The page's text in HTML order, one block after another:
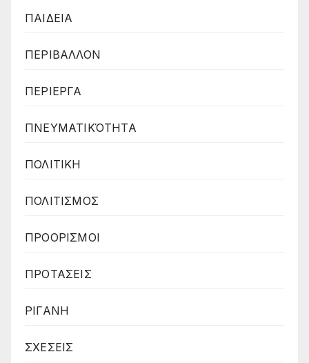
ΠΑΙΔΕΙΑ
ΠΕΡΙΒΑΛΛΟΝ
ΠΕΡΙΕΡΓΑ
ΠΝΕΥΜΑΤΙΚΌΤΗΤΑ
ΠΟΛΙΤΙΚΗ
ΠΟΛΙΤΙΣΜΟΣ
ΠΡΟΟΡΙΣΜΟΙ
ΠΡΟΤΑΣΕΙΣ
ΡΙΓΑΝΗ
ΣΧΕΣΕΙΣ